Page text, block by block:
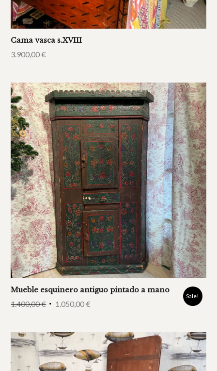
Cama vasca s.XVIII
3.900,00€
Mueble esquinero antiguo pintado a mano
1.400,00€ 1.050,00€
Sale!